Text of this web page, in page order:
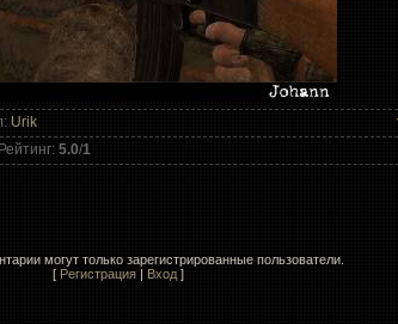
: Urik
Рейтинг: 5.0/1
могут только зарегистрированные пользователи.
[ Регистрация| Вход]